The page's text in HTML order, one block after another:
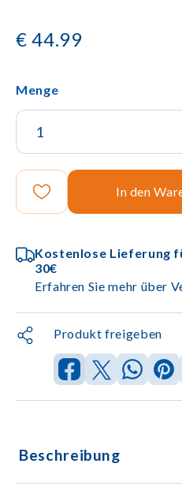
€ 44.99
Menge
In den
Kostenlose Lieferung
30€
Erfahren Sie mehr über
Produkt freigeben
Beschreibung